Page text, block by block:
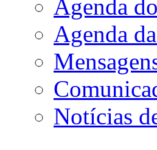
Agenda
Agenda
Notícias